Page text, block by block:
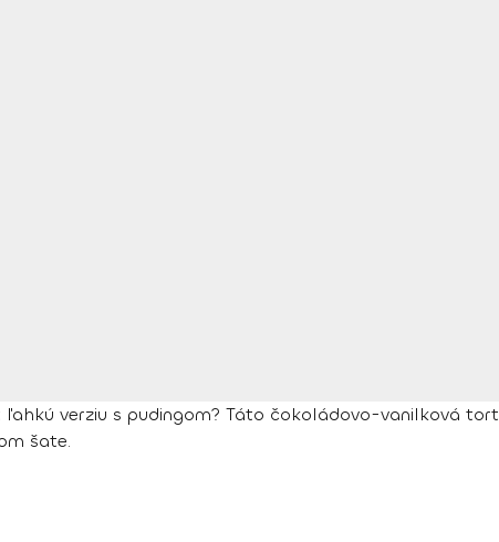
verziu s pudingom? Táto čokoládovo-vanilková
šate.